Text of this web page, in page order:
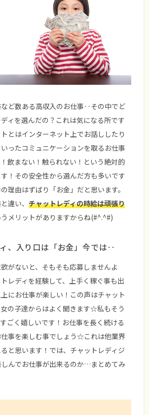
ど数ある高収入のお仕事‥その中でど
ィを選んだの？これは気になる所です
とはインターネット上でお話ししたり
ったコミュニケーションを取るお仕事
飲まない！触られない！ という絶対的
！その安全性から選んだ方も多いです
理由はずばり「お金」だと思います。
違い、チャットレディの時給は頑張り
うメリットがありますからね(#^.^#)
、入り口は「お金」今では‥
がないと、そもそも応募しませんよ
レディを経験して、上手く稼ぐ事も出
にお仕事が楽しい！この声はチャット
の子達からはよく聞きます☆私もそう
ごく嬉しいです！お仕事を長く続ける
事を楽しむ事でしょう☆これは他業界
と思います！では、チャットレディジ
んでお仕事が出来るのか…まとめてみ